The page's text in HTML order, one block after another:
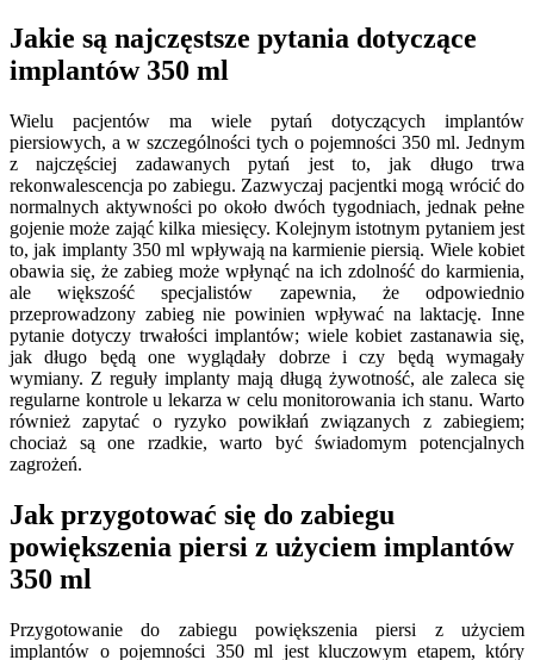
Jakie są najczęstsze pytania dotyczące
implantów 350 ml
Wielu pacjentów ma wiele pytań dotyczących implantów
piersiowych, a w szczególności tych o pojemności 350 ml. Jednym
z najczęściej zadawanych pytań jest to, jak długo trwa
rekonwalescencja po zabiegu. Zazwyczaj pacjentki mogą wrócić do
normalnych aktywności po około dwóch tygodniach, jednak pełne
gojenie może zająć kilka miesięcy. Kolejnym istotnym pytaniem jest
to, jak implanty 350 ml wpływają na karmienie piersią. Wiele kobiet
obawia się, że zabieg może wpłynąć na ich zdolność do karmienia,
ale większość specjalistów zapewnia, że odpowiednio
przeprowadzony zabieg nie powinien wpływać na laktację. Inne
pytanie dotyczy trwałości implantów; wiele kobiet zastanawia się,
jak długo będą one wyglądały dobrze i czy będą wymagały
wymiany. Z reguły implanty mają długą żywotność, ale zaleca się
regularne kontrole u lekarza w celu monitorowania ich stanu. Warto
również zapytać o ryzyko powikłań związanych z zabiegiem;
chociaż są one rzadkie, warto być świadomym potencjalnych
zagrożeń.
Jak przygotować się do zabiegu
powiększenia piersi z użyciem implantów
350 ml
Przygotowanie do zabiegu powiększenia piersi z użyciem
implantów o pojemności 350 ml jest kluczowym etapem, który